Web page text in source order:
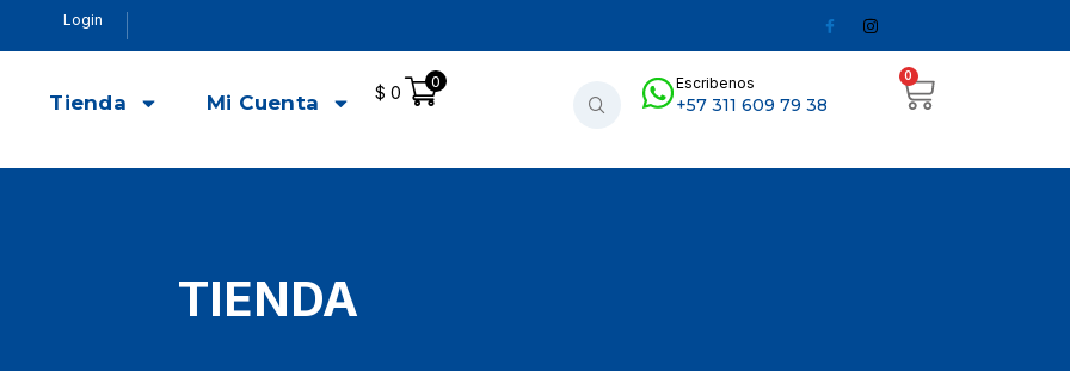
Login
Tienda Mi Cuenta $ 0
0 Escribenos
+57 311 609 79 38
0
TIENDA